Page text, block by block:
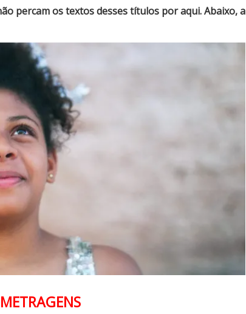
percam os textos desses títulos por aqui. Abaixo, a